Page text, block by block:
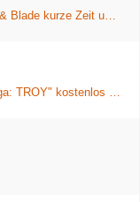
GoG.com verschenkt weiter Spiele: Mount & Blade kurze Zeit umsonst
Heute noch bis 15:00 Uhr: "A Total War Saga: TROY" kostenlos bei Epic